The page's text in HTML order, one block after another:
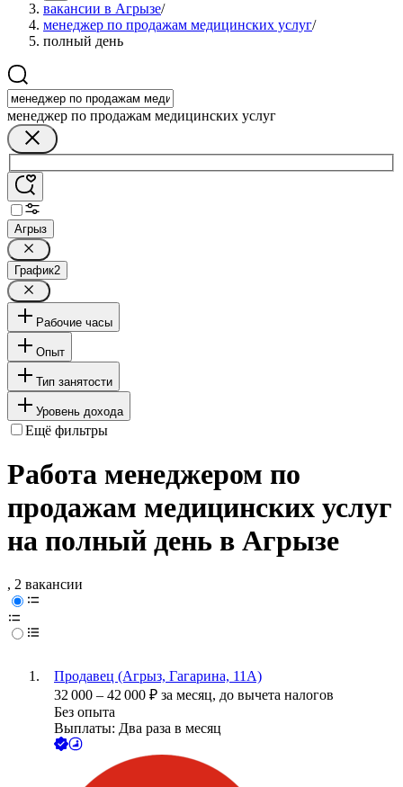
вакансии в Агрызе/
менеджер по продажам медицинских услуг/
полный день
менеджер по продажам медицинских услуг
Агрыз
График2
Рабочие часы
Опыт
Тип занятости
Уровень дохода
Ещё фильтры
Работа менеджером по
продажам медицинских услуг
на полный день в Агрызе
, 2 вакансии
Продавец (Агрыз, Гагарина, 11А)
32 000 – 42 000 ₽ за месяц, до вычета налогов
Без опыта
Выплаты: Два раза в месяц